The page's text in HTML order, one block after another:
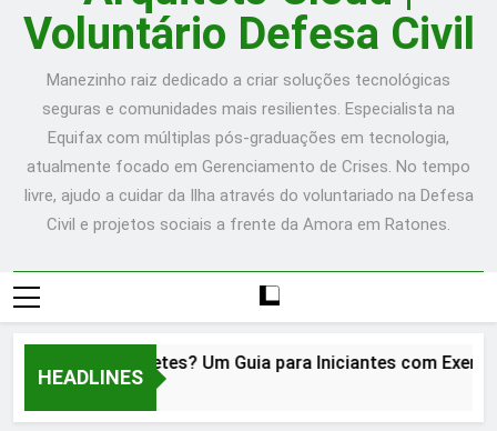
English
English
Server
–
Post
English
Ubuntu
–
Post
English
Voluntário Defesa Civil
Manezinho raiz dedicado a criar soluções tecnológicas
seguras e comunidades mais resilientes. Especialista na
Equifax com múltiplas pós-graduações em tecnologia,
atualmente focado em Gerenciamento de Crises. No tempo
livre, ajudo a cuidar da Ilha através do voluntariado na Defesa
Civil e projetos sociais a frente da Amora em Ratones.
HEADLINES
O que é Kubernetes? Um Guia para Iniciantes com Exemplos!